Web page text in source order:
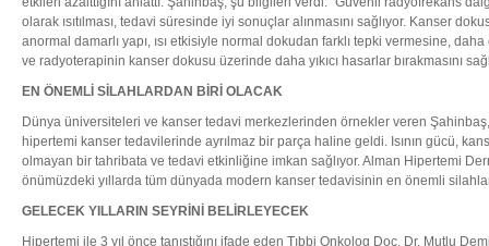
olarak ısıtılması, tedavi süresinde iyi sonuçlar alınmasını sağlıyor. Kanser
anormal damarlı yapı, ısı etkisiyle normal dokudan farklı tepki vermesine, daha
ve radyoterapinin kanser dokusu üzerinde daha yıkıcı hasarlar bırakmasını
EN ÖNEMLİ SİLAHLARDAN BİRİ OLACAK
Dünya üniversiteleri ve kanser tedavi merkezlerinden örnekler veren
hipertemi kanser tedavilerinde ayrılmaz bir parça haline geldi. Isının gücü,
olmayan bir tahribata ve tedavi etkinliğine imkan sağlıyor. Alman Hipertemi
önümüzdeki yıllarda tüm dünyada modern kanser tedavisinin en önemli
GELECEK YILLARIN SEYRİNİ BELİRLEYECEK
Hipertemi ile 3 yıl önce tanıştığını ifade eden Tıbbi Onkolog Doç. Dr. Mutlu